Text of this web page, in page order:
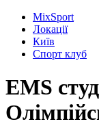
MixSport
Локації
Київ
Спорт клуб
EMS